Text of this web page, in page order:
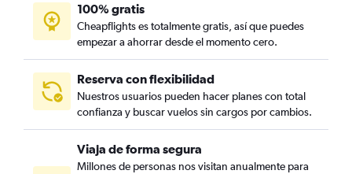
100% gratis
Cheapflights es totalmente gratis, así que puedes
empezar a ahorrar desde el momento cero.
Reserva con flexibilidad
Nuestros usuarios pueden hacer planes con total
confianza y buscar vuelos sin cargos por cambios.
Viaja de forma segura
Millones de personas nos visitan anualmente para